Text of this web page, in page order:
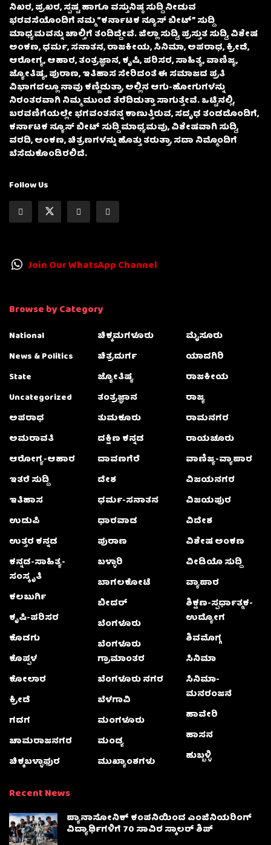
ನಿಖರ, ಪ್ರಖರ, ಸ್ಪಷ್ಟ ಹಾಗೂ ವಸ್ತುನಿಷ್ಠ ಸುದ್ದಿ ನೀಡುವ
ಭರವಸೆಯೊಂದಿಗೆ ನಮ್ಮ “ಕರ್ನಾಟಕ ನ್ಯೂಸ್ ಬೀಟ್” ಸುದ್ದಿ
ಮಾಧ್ಯಮವನ್ನು ಚಾಲ್ತಿಗೆ ತಂದಿದ್ದೇವೆ. ಜಿಲ್ಲಾ ಸುದ್ದಿ, ಪ್ರಸ್ತುತ ಸುದ್ದಿ, ವಿಶೇಷ
ಅಂಕಣ, ಧರ್ಮ, ಸನಾತನ, ರಾಜಕೀಯ, ಸಿನಿಮಾ, ಅಪರಾಧ, ಕ್ರೀಡೆ,
ಆರೋಗ್ಯ, ಆಹಾರ, ತಂತ್ರಜ್ಞಾನ, ಕೃಷಿ, ಪರಿಸರ, ಸಾಹಿತ್ಯ, ವಾಣಿಜ್ಯ,
ಜ್ಯೋತಿಷ್ಯ, ಪುರಾಣ, ಇತಿಹಾಸ ಸೇರಿದಂತೆ ಈ ಸಮಾಜದ ಪ್ರತಿ
ವಿಭಾಗದಲ್ಲೂ ನಾವು ಕಣ್ಣಿಡುತ್ತಾ, ಅಲ್ಲಿನ ಆಗು-ಹೋಗುಗಳನ್ನು
ನಿರಂತರವಾಗಿ ನಿಮ್ಮ ಮುಂದೆ ತೆರೆದಿಡುತ್ತಾ ಸಾಗುತ್ತೇವೆ. ಒಟ್ಟಿನಲ್ಲಿ,
ಬರವಣಿಗೆಯಲ್ಲೇ ಭಗವಂತನನ್ನ ಕಾಣುತ್ತಿರುವ, ಸದೃಢ ತಂಡದೊಂದಿಗೆ,
ಕರ್ನಾಟಕ ನ್ಯೂಸ್ ಬೀಟ್ ಸುದ್ದಿ ಮಾಧ್ಯಮವು, ವಿಶೇಷವಾಗಿ ಸುದ್ದಿ,
ವರದಿ, ಅಂಕಣ, ಚಿತ್ರಣಗಳನ್ನು ಹೊತ್ತು ತರುತ್ತಾ, ಸದಾ ನಿಮ್ಮೊಂದಿಗೆ
ಬೆಸೆದುಕೊಂಡಿರಲಿದೆ.
Follow Us
Join Our WhatsApp Channel
Browse by Category
National
News & Politics
State
Uncategorized
ಅಪರಾಧ
ಅಮರಾವತಿ
ಆರೋಗ್ಯ-ಆಹಾರ
ಇತರೆ ಸುದ್ದಿ
ಇತಿಹಾಸ
ಉಡುಪಿ
ಉತ್ತರ ಕನ್ನಡ
ಕನ್ನಡ-ಸಾಹಿತ್ಯ-
ಸಂಸ್ಕೃತಿ
ಕಲಬುರ್ಗಿ
ಕೃಷಿ-ಪರಿಸರ
ಕೊಡಗು
ಕೊಪ್ಪಳ
ಕೋಲಾರ
ಕ್ರೀಡೆ
ಗದಗ
ಚಾಮರಾಜನಗರ
ಚಿಕ್ಕಬಳ್ಳಾಫುರ
ಚಿಕ್ಕಮಗಳೂರು
ಚಿತ್ರದುರ್ಗ
ಜ್ಯೋತಿಷ್ಯ
ತಂತ್ರಜ್ಞಾನ
ತುಮಕೂರು
ದಕ್ಷಿಣ ಕನ್ನಡ
ದಾವಣಗೆರೆ
ದೇಶ
ಧರ್ಮ-ಸನಾತನ
ಧಾರವಾಡ
ಪುರಾಣ
ಬಳ್ಳಾರಿ
ಬಾಗಲಕೋಟೆ
ಬೀದರ್
ಬೆಂಗಳೂರು
ಬೆಂಗಳೂರು
ಗ್ರಾಮಾಂತರ
ಬೆಂಗಳೂರು ನಗರ
ಬೆಳಗಾವಿ
ಮಂಗಳೂರು
ಮಂಡ್ಯ
ಮುಖ್ಯಾಂಶಗಳು
ಮೈಸೂರು
ಯಾದಗಿರಿ
ರಾಜಕೀಯ
ರಾಜ್ಯ
ರಾಮನಗರ
ರಾಯಚೂರು
ವಾಣಿಜ್ಯ-ವ್ಯಾಪಾರ
ವಿಜಯನಗರ
ವಿಜಯಪುರ
ವಿದೇಶ
ವಿಶೇಷ ಅಂಕಣ
ವೀಡಿಯೊ ಸುದ್ದಿ
ವ್ಯಾಪಾರ
ಶಿಕ್ಷಣ-ಸ್ಪರ್ಧಾತ್ಮಕ-
ಉದ್ಯೋಗ
ಶಿವಮೊಗ್ಗ
ಸಿನಿಮಾ
ಸಿನಿಮಾ-
ಮನರಂಜನೆ
ಹಾವೇರಿ
ಹಾಸನ
ಹುಬ್ಬಳ್ಳಿ
Recent News
ಪ್ಯಾನಾಸೋನಿಕ್ ಕಂಪನಿಯಿಂದ ಎಂಜಿನಿಯರಿಂಗ್
ವಿದ್ಯಾರ್ಥಿಗಳಿಗೆ 70 ಸಾವಿರ ಸ್ಕಾಲರ್ ಶಿಪ್